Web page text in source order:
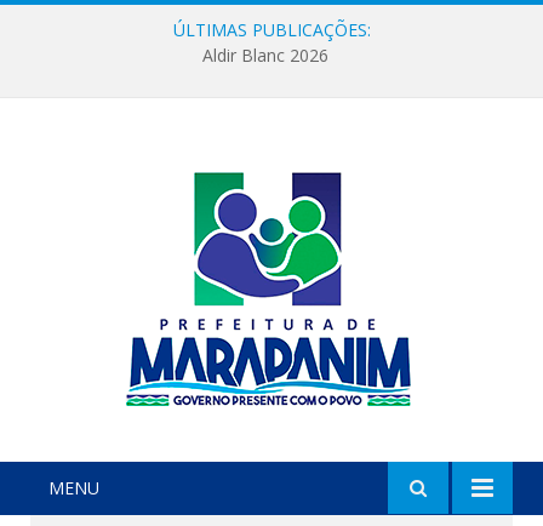
ÚLTIMAS PUBLICAÇÕES:
Aldir Blanc 2026
MENU